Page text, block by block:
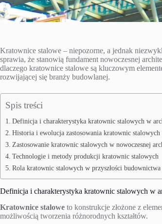
Kratownice stalowe – niepozorne, a jednak
sprawia, że stanowią fundament nowoczesnej
dlaczego kratownice stalowe są kluczowym
rozwijającej się branży budowlanej.
Spis treści
Definicja i charakterystyka kratownic stalowych w
Historia i ewolucja zastosowania kratownic
Zastosowanie kratownic stalowych w nowoczesnej
Technologie i metody produkcji kratownic stalowych
Rola kratownic stalowych w przyszłości
Definicja i charakterystyka kratownic stalowych w
Kratownice stalowe to konstrukcje złożone z
możliwością tworzenia różnorodnych kształtów.